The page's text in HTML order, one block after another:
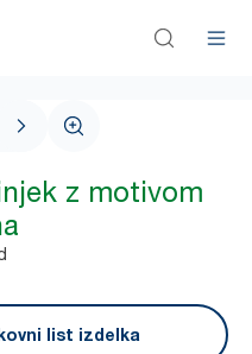
z motivom
list izdelka